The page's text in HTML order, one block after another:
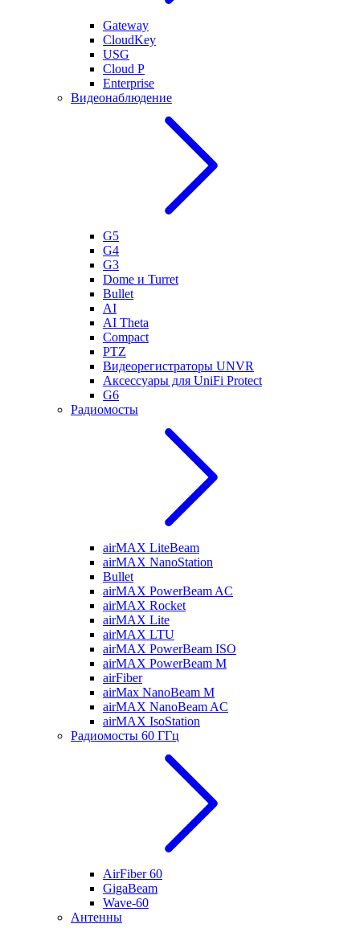
Gateway
CloudKey
USG
Cloud P
Enterprise
Видеонаблюдение
G5
G4
G3
Dome и Turret
Bullet
AI
AI Theta
Compact
PTZ
Видеорегистраторы UNVR
Аксессуары для UniFi Protect
G6
Радиомосты
airMAX LiteBeam
airMAX NanoStation
Bullet
airMAX PowerBeam AC
airMAX Rocket
airMAX Lite
airMAX LTU
airMAX PowerBeam ISO
airMAX PowerBeam M
airFiber
airMax NanoBeam M
airMAX NanoBeam AC
airMAX IsoStation
Радиомосты 60 ГГц
AirFiber 60
GigaBeam
Wave-60
Антенны